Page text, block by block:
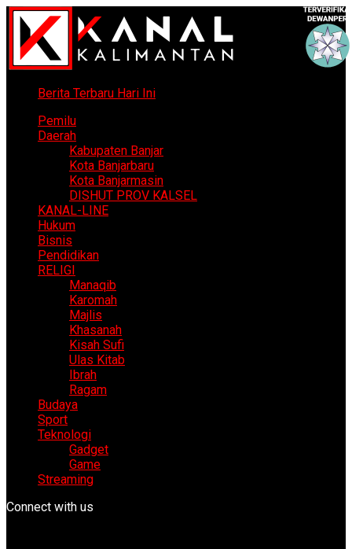
Berita Terbaru Hari Ini
Pemilu
Daerah
Kabupaten Banjar
Kota Banjarbaru
Kota Banjarmasin
DISHUT PROV KALSEL
KANAL-LINE
Hukum
Bisnis
Pendidikan
RELIGI
Manaqib
Karomah
Majlis
Khasanah
Kisah Sufi
Ulas Kitab
Ibrah
Ragam
Budaya
Sport
Teknologi
Gadget
Game
Streaming
Connect with us